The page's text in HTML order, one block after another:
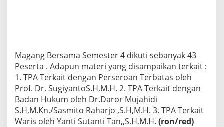
Magang Bersama Semester 4 dikuti sebanyak 43
Peserta . Adapun materi yang disampaikan terkait :
1. TPA Terkait dengan Perseroan Terbatas oleh
Prof. Dr. SugiyantoS.H,M.H. 2. TPA Terkait dengan
Badan Hukum oleh Dr.Daror Mujahidi
S.H,M.Kn./Sasmito Raharjo ,S.H,M.H. 3. TPA Terkait
Waris oleh Yanti Sutanti Tan,,S.H,M.H. (ron/red)